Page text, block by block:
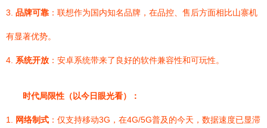
3. 品牌可靠 ：联想作为国内知名品牌，在品控、售后方面相比山寨机
有显著优势。
4. 系统开放 ：安卓系统带来了良好的软件兼容性和可玩性。
时代局限性（以今日眼光看）：
1. 网络制式 ：仅支持移动3G，在4G/5G普及的今天，数据速度已显滞